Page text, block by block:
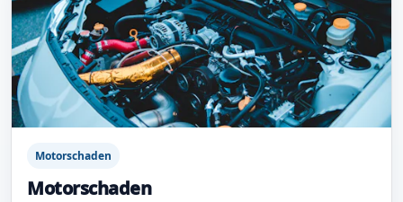
Motorschaden
Motorschaden